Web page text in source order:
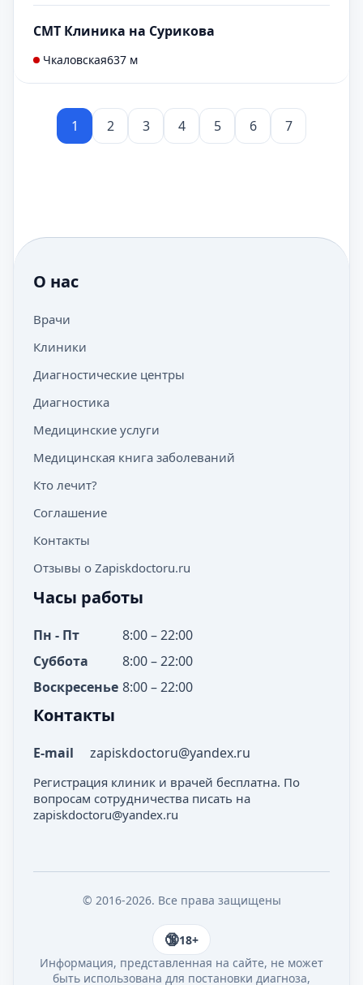
СМТ Клиника на Сурикова
Чкаловская637 м
1 2 3 4 5 6 7
О нас
Врачи
Клиники
Диагностические центры
Диагностика
Медицинские услуги
Медицинская книга заболеваний
Кто лечит?
Соглашение
Контакты
Отзывы о Zapiskdoctoru.ru
Часы работы
Пн - Пт
8:00 – 22:00
Суббота
8:00 – 22:00
Воскресенье 8:00 – 22:00
Контакты
E-mail zapiskdoctoru@yandex.ru
Регистрация клиник и врачей бесплатна. По
вопросам сотрудничества писать на
zapiskdoctoru@yandex.ru
© 2016-2026. Все права защищены
18+
Информация, представленная на сайте, не может
быть использована для постановки диагноза,